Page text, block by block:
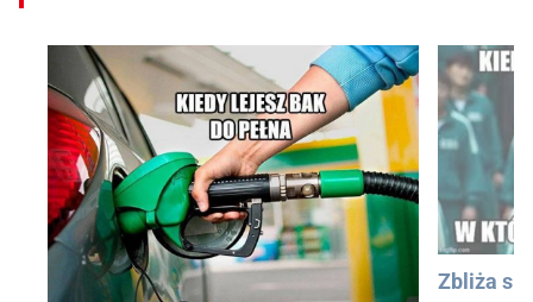
Zbliża się